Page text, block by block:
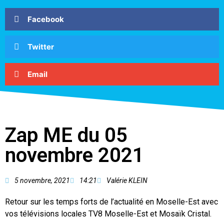
Facebook
Twitter
Email
Zap ME du 05
novembre 2021
5 novembre, 2021 14:21 Valérie KLEIN
Retour sur les temps forts de l’actualité en Moselle-Est avec
vos télévisions locales TV8 Moselle-Est et Mosaïk Cristal.